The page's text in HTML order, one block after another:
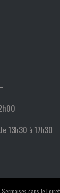
13h30 à 17h30
dans le Loiret